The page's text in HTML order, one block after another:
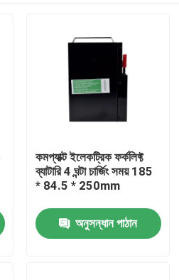
কমপ্যাক্ট ইলেকট্রিক ফর্কলিফ্ট
ব্যাটারি 4 ঘন্টা চার্জিং সময় 185
* 84.5 * 250mm
অনুসন্ধান পাঠান